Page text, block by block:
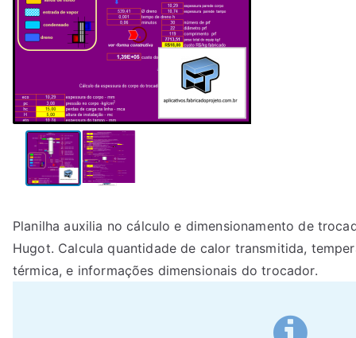
Planilha auxilia no cálculo e dimensionamento de
Hugot. Calcula quantidade de calor transmitida,
térmica, e informações dimensionais do trocador.